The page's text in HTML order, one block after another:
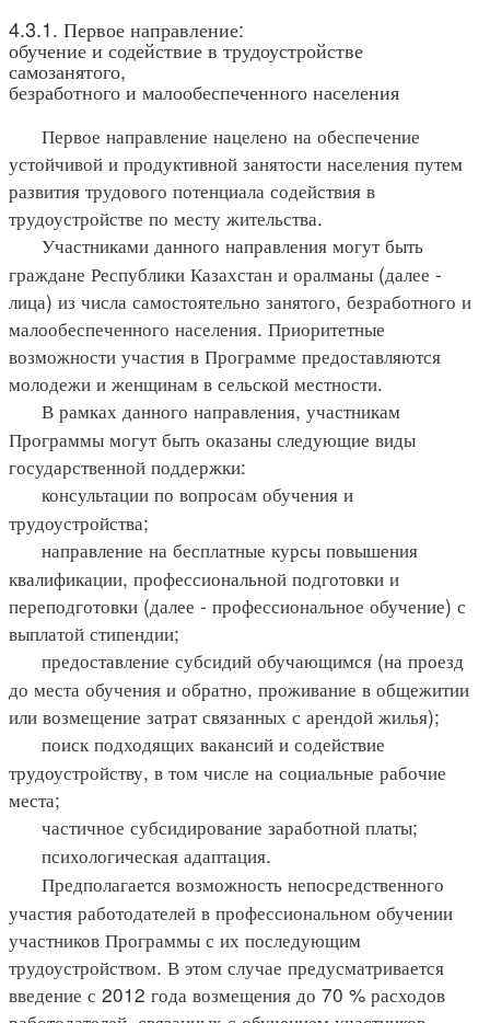
4.3.1. Первое направление:
обучение и содействие в трудоустройстве
самозанятого,
безработного и малообеспеченного населения
Первое направление нацелено на обеспечение
устойчивой и продуктивной занятости населения путем
развития трудового потенциала содействия в
трудоустройстве по месту жительства.
Участниками данного направления могут быть
граждане Республики Казахстан и оралманы (далее -
лица) из числа самостоятельно занятого, безработного и
малообеспеченного населения. Приоритетные
возможности участия в Программе предоставляются
молодежи и женщинам в сельской местности.
В рамках данного направления, участникам
Программы могут быть оказаны следующие виды
государственной поддержки:
консультации по вопросам обучения и
трудоустройства;
направление на бесплатные курсы повышения
квалификации, профессиональной подготовки и
переподготовки (далее - профессиональное обучение) с
выплатой стипендии;
предоставление субсидий обучающимся (на проезд
до места обучения и обратно, проживание в общежитии
или возмещение затрат связанных с арендой жилья);
поиск подходящих вакансий и содействие
трудоустройству, в том числе на социальные рабочие
места;
частичное субсидирование заработной платы;
психологическая адаптация.
Предполагается возможность непосредственного
участия работодателей в профессиональном обучении
участников Программы с их последующим
трудоустройством. В этом случае предусматривается
введение с 2012 года возмещения до 70 % расходов